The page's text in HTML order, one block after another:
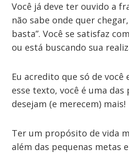
Você já deve ter ouvido a
não sabe onde quer
basta”. Você se satisfaz
ou está buscando sua
Eu acredito que só de você
esse texto, você é uma das
desejam (e merecem) mais!
Ter um propósito de vida
além das pequenas metas